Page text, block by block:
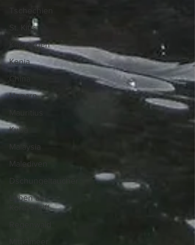
St. Kitts
Kapverden
Kenia
China
Ungarn
Kuba
Malediven
Leben am
Korallenriff